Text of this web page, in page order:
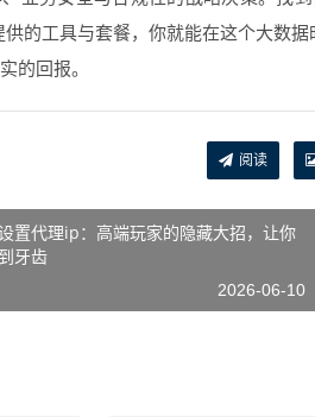
供的工具与套餐，你就能在这个大数
的回报。
阅读
置代理ip：高端玩家的隐藏大招，让你
牙齿
2026-06-10